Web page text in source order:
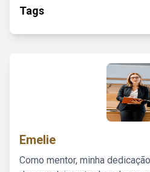
Tags
Emelie
Como mentor, minha